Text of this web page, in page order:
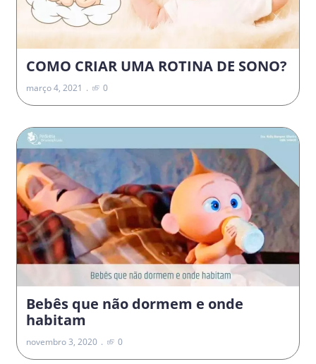
COMO CRIAR UMA ROTINA DE SONO?
março 4, 2021 0
Bebês que não dormem e onde
habitam
novembro 3, 2020 0